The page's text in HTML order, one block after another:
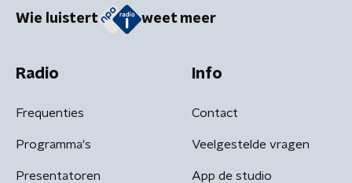
Wie luistert weet meer
Radio
Frequenties
Programma's
Presentatoren
Info
Contact
Veelgestelde vragen
App de studio